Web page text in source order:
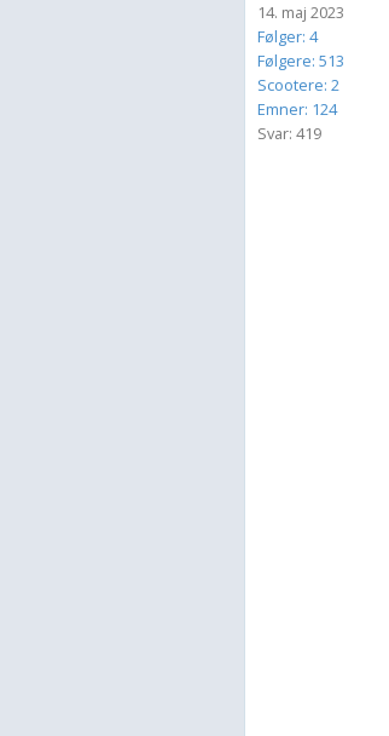
14. maj 2023
Følger: 4
Følgere: 513
Scootere: 2
Emner: 124
Svar: 419